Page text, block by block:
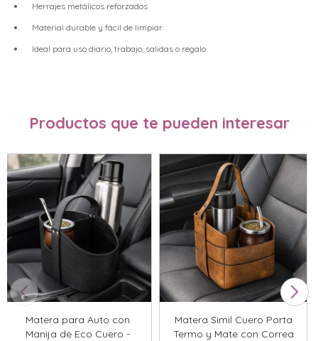
Herrajes metálicos reforzados
Material durable y fácil de limpiar
Ideal para uso diario, trabajo, salidas o regalo
Productos que te pueden interesar
Matera para Auto con
Manija de Eco Cuero -
Matera Simil Cuero Porta
Termo y Mate con Correa